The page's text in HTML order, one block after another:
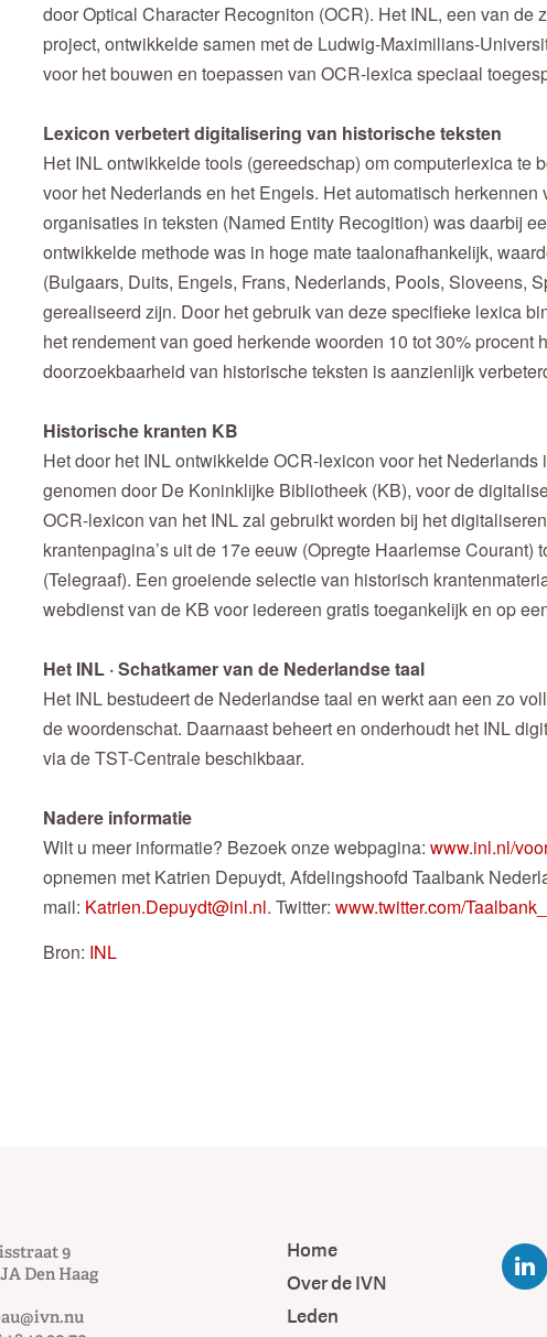
door Optical Character Recogniton (OCR). Het INL, een van de
project, ontwikkelde samen met de Ludwig-Maximilians-
voor het bouwen en toepassen van OCR-lexica speciaal
Lexicon verbetert digitalisering van historische teksten
Het INL ontwikkelde tools (gereedschap) om computerlexica te
voor het Nederlands en het Engels. Het automatisch herkennen
organisaties in teksten (Named Entity Recogition) was daarbij
ontwikkelde methode was in hoge mate taalonafhankelijk,
(Bulgaars, Duits, Engels, Frans, Nederlands, Pools, Sloveens,
gerealiseerd zijn. Door het gebruik van deze specifieke lexica
het rendement van goed herkende woorden 10 tot 30% procent
doorzoekbaarheid van historische teksten is aanzienlijk
Historische kranten KB
Het door het INL ontwikkelde OCR-lexicon voor het
genomen door De Koninklijke Bibliotheek (KB), voor de
OCR-lexicon van het INL zal gebruikt worden bij het
krantenpagina’s uit de 17e eeuw (Opregte Haarlemse Courant)
(Telegraaf). Een groeiende selectie van historisch
webdienst van de KB voor iedereen gratis toegankelijk en op
Het INL · Schatkamer van de Nederlandse taal
Het INL bestudeert de Nederlandse taal en werkt aan een zo
de woordenschat. Daarnaast beheert en onderhoudt het INL
via de TST-Centrale beschikbaar.
Nadere informatie
Wilt u meer informatie? Bezoek onze webpagina: www.inl.nl/
opnemen met Katrien Depuydt, Afdelingshoofd Taalbank
mail: Katrien.Depuydt@inl.nl. Twitter: www.twitter.com/
Bron: INL
9
Den Haag
Home
Over de IVN
Leden